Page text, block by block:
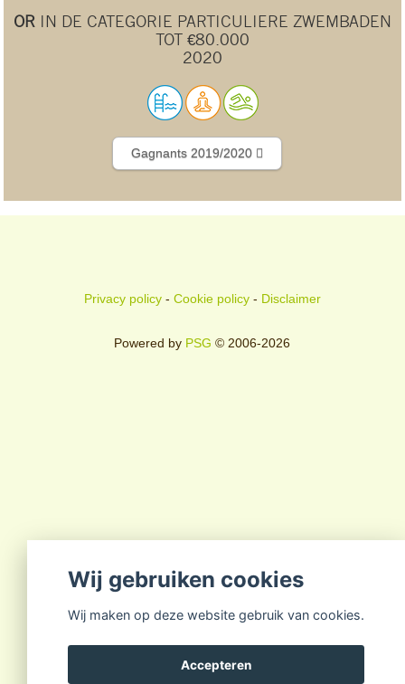
OR IN DE CATEGORIE PARTICULIERE ZWEMBADEN
TOT €80.000
2020
Gagnants 2019/2020
Privacy policy- Cookie policy- Disclaimer
Powered by PSG © 2006-2026
Wij gebruiken cookies
Wij maken op deze website gebruik van cookies.
Accepteren